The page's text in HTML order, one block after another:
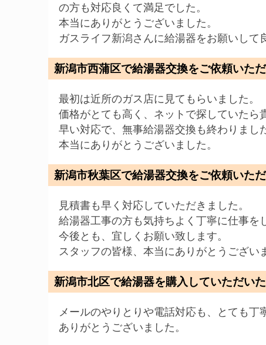
の方も対応良くて満足でした。
本当にありがとうございました。
ガスライフ新潟さんに給湯器をお願いして
新潟市西蒲区で給湯器交換をご依頼いた
最初は近所のガス店に見てもらいました。
価格がとても高く、ネットで探していたら
早い対応で、無事給湯器交換も終わりまし
本当にありがとうございました。
新潟市秋葉区で給湯器交換をご依頼いた
見積書も早く対応していただきました。
給湯器工事の方も気持ちよく丁寧に仕事を
今後とも、宜しくお願い致します。
スタッフの皆様、本当にありがとうござい
新潟市北区で給湯器を購入していただい
メールのやりとりや電話対応も、とても丁
ありがとうございました。